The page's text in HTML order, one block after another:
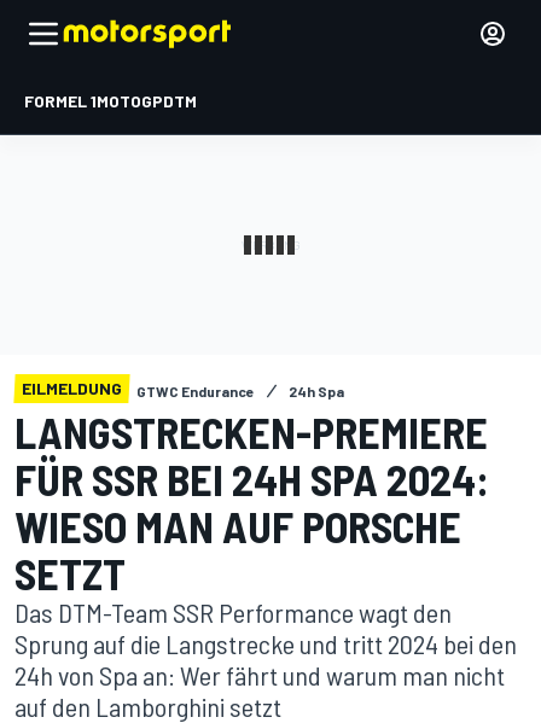
FORMEL 1MOTOGPDTM
EILMELDUNG GTWC Endurance 24h Spa
LANGSTRECKEN-PREMIERE
FÜR SSR BEI 24H SPA 2024:
WIESO MAN AUF PORSCHE
SETZT
Das DTM-Team SSR Performance wagt den
Sprung auf die Langstrecke und tritt 2024 bei den
24h von Spa an: Wer fährt und warum man nicht
auf den Lamborghini setzt